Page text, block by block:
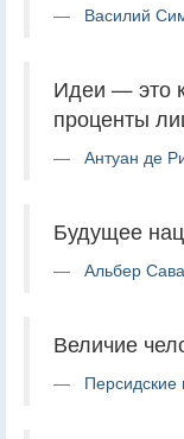
Василий
Идеи — это
проценты
Антуан де
Будущее
Альбер
Величие
Персидские